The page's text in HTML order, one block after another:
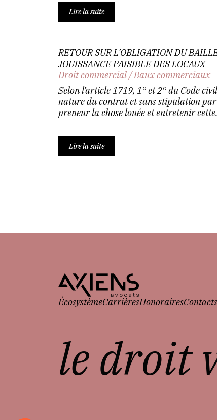
Lire la suite
RETOUR SUR L’OBLIGATION DU
JOUISSANCE PAISIBLE DES LOCAUX
Droit commercial/Baux commerciaux
Selon l’article 1719, 1° et 2° du Code
nature du contrat et sans stipulation
preneur la chose louée et entretenir
Lire la suite
ÉcosystèmeCarrièresHonorairesContacts
le droit